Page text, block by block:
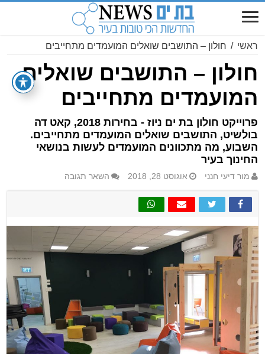
ראשי / חולון – התושבים שואלים המועמדים מתחייבים
חולון – התושבים שואלים
המועמדים מתחייבים
פרוייקט חולון בת ים ניוז - בחירות 2018, קאט דה
בולשיט, התושבים שואלים המועמדים מתחייבים.
השבוע, מה מתכוונים המועמדים לעשות בנושאי
החינוך בעיר
מור דיעי חנני אוגוסט 28, 2018 השאר תגובה